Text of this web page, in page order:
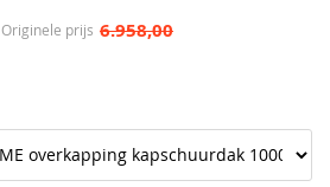
Originele prijs 6.958,00